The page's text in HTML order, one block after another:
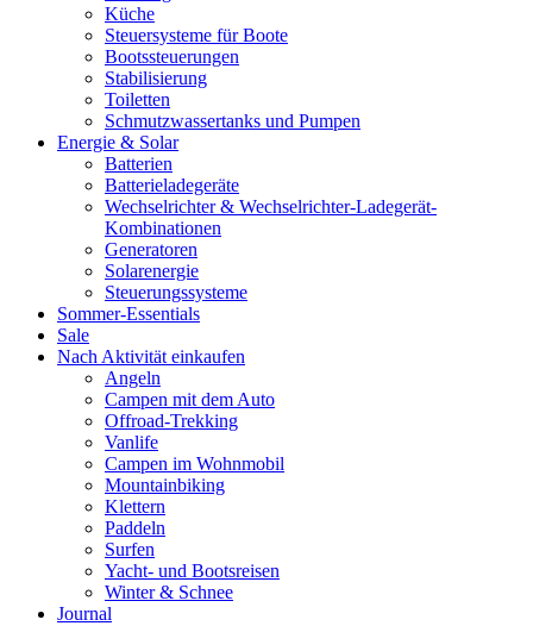
Küche
Steuersysteme für Boote
Bootssteuerungen
Stabilisierung
Toiletten
Schmutzwassertanks und Pumpen
Energie & Solar
Batterien
Batterieladegeräte
Wechselrichter & Wechselrichter-Ladegerät-
Kombinationen
Generatoren
Solarenergie
Steuerungssysteme
Sommer-Essentials
Sale
Nach Aktivität einkaufen
Angeln
Campen mit dem Auto
Offroad-Trekking
Vanlife
Campen im Wohnmobil
Mountainbiking
Klettern
Paddeln
Surfen
Yacht- und Bootsreisen
Winter & Schnee
Journal